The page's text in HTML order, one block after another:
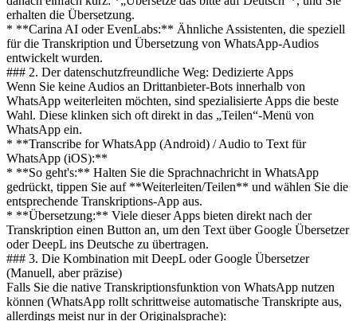
erhalten die Übersetzung.
* **Carina AI oder EvenLabs:** Ähnliche Assistenten, die speziell
für die Transkription und Übersetzung von WhatsApp-Audios
entwickelt wurden.
### 2. Der datenschutzfreundliche Weg: Dedizierte Apps
Wenn Sie keine Audios an Drittanbieter-Bots innerhalb von
WhatsApp weiterleiten möchten, sind spezialisierte Apps die beste
Wahl. Diese klinken sich oft direkt in das „Teilen“-Menü von
WhatsApp ein.
* **Transcribe for WhatsApp (Android) / Audio to Text für
WhatsApp (iOS):**
* **So geht's:** Halten Sie die Sprachnachricht in WhatsApp
gedrückt, tippen Sie auf **Weiterleiten/Teilen** und wählen Sie die
entsprechende Transkriptions-App aus.
* **Übersetzung:** Viele dieser Apps bieten direkt nach der
Transkription einen Button an, um den Text über Google Übersetzer
oder DeepL ins Deutsche zu übertragen.
### 3. Die Kombination mit DeepL oder Google Übersetzer
(Manuell, aber präzise)
Falls Sie die native Transkriptionsfunktion von WhatsApp nutzen
können (WhatsApp rollt schrittweise automatische Transkripte aus,
allerdings meist nur in der Originalsprache):